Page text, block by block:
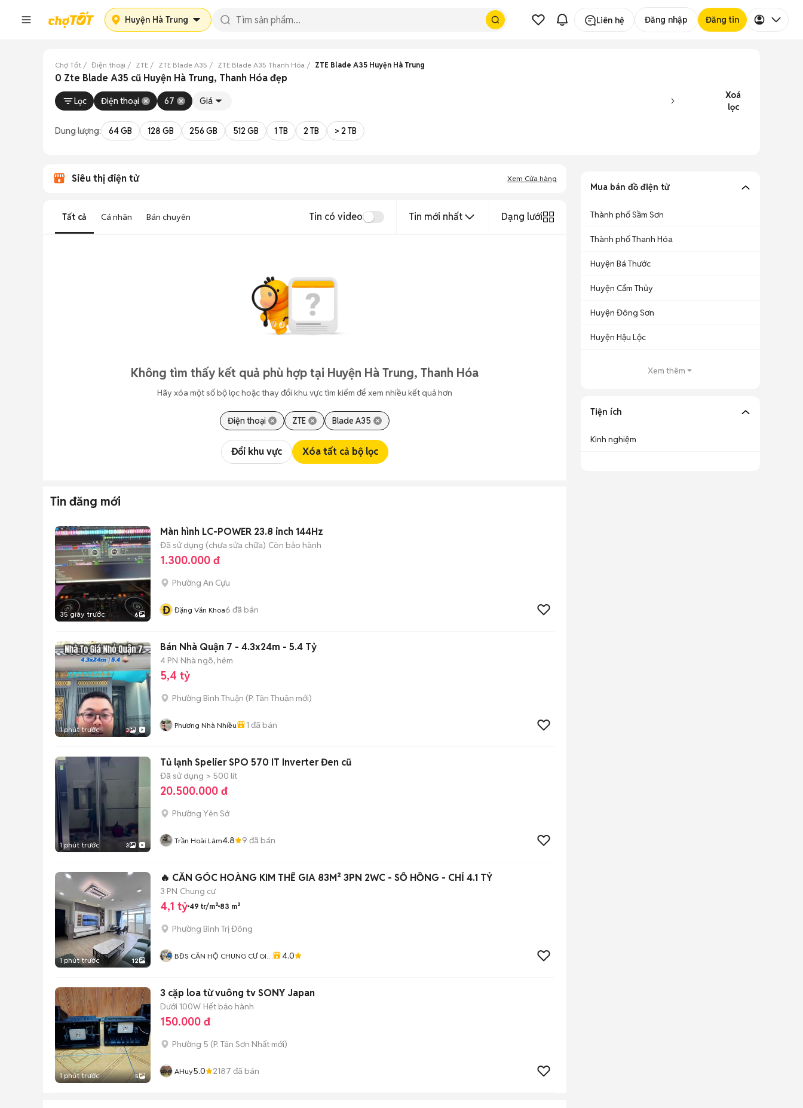
Huyện Hà Trung Liên hệ Đăng nhập Đăng tin
Chợ Tốt Điện thoại ZTE ZTE Blade A35 ZTE Blade A35 Thanh Hóa ZTE Blade A35 Huyện Hà Trung
0 Zte Blade A35 cũ Huyện Hà Trung, Thanh Hóa đẹp
Lọc Điện thoại 67 Giá
Xoá
lọc
Dung lượng: 64 GB 128 GB 256 GB 512 GB 1 TB 2 TB > 2 TB
Siêu thị điện tử Xem Cửa hàng
Tất cả Cá nhân Bán chuyên Tin có video Tin mới nhất Dạng lưới
Không tìm thấy kết quả phù hợp tại Huyện Hà Trung, Thanh Hóa
Hãy xóa một số bộ lọc hoặc thay đổi khu vực tìm kiếm để xem nhiều kết quả hơn
Điện thoại ZTE Blade A35
Đổi khu vực Xóa tất cả bộ lọc
Tin đăng mới
35 giây trước 6
Màn hình LC-POWER 23.8 inch 144Hz
Đã sử dụng (chưa sửa chữa) Còn bảo hành
1.300.000 đ
Phường An Cựu
Đ Đặng Văn Khoa6 đã bán
1 phút trước 3
Bán Nhà Quận 7 - 4.3x24m - 5.4 Tỷ
4 PN Nhà ngõ, hẻm
5,4 tỷ
Phường Bình Thuận (P. Tân Thuận mới)
Phương Nhà Nhiều 1 đã bán
1 phút trước 3
Tủ lạnh Spelier SPO 570 IT Inverter Đen cũ
Đã sử dụng > 500 lít
20.500.000 đ
Phường Yên Sở
Trần Hoài Lâm4.8 9 đã bán
1 phút trước 12
🔥 CĂN GÓC HOÀNG KIM THẾ GIA 83M² 3PN 2WC - SỔ HỒNG - CHỈ 4.1 TỶ
3 PN Chung cư
4,1 tỷ 49 tr/m² 83 m²
Phường Bình Trị Đông
BĐS CĂN HỘ CHUNG CƯ GIÁ
4.0
1 phút trước 5
3 cặp loa từ vuông tv SONY Japan
Dưới 100W Hết bảo hành
150.000 đ
Phường 5 (P. Tân Sơn Nhất mới)
AHuy5.0 2187 đã bán
Mua bán đồ điện tử
Thành phố Sầm Sơn
Thành phố Thanh Hóa
Huyện Bá Thước
Huyện Cẩm Thủy
Huyện Đông Sơn
Huyện Hậu Lộc
Xem thêm
Tiện ích
Kinh nghiệm